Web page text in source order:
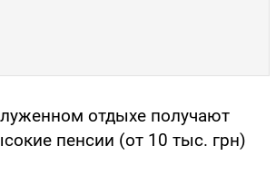
отдыхе получают
пенсии (от 10 тыс. грн)